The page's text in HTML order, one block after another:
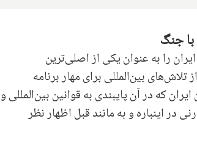
جنگ
را به عنوان یکی از اصلی‌ترین
بین‌المللی برای مهار برنامه
که در آن پایبندی به قوانین بین‌المللی و
اینباره و به مانند قبل اظهار نظر